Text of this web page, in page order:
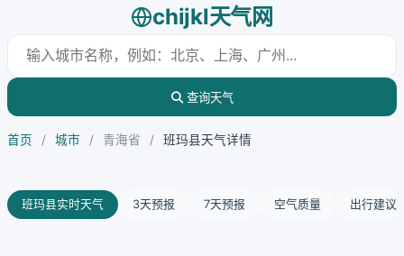
chijkl天气网
查询天气
首页 / 城市 / 青海省 / 班玛县天气详情
班玛县实时天气 3天预报 7天预报 空气质量 出行建议